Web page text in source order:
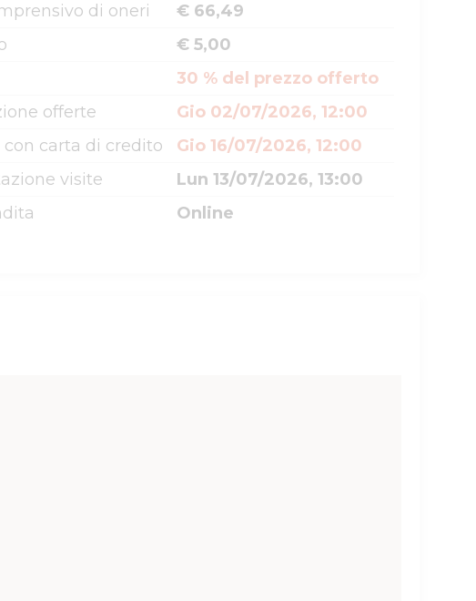
di oneri
€ 66,49
€ 5,00
30 % del prezzo offerto
offerte
Gio 02/07/2026, 12:00
carta di credito
Gio 16/07/2026, 12:00
visite
Lun 13/07/2026, 13:00
Online